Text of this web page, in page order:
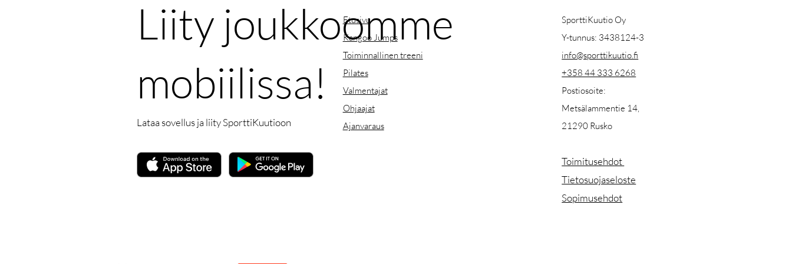
Liity joukkoomme
mobiilissa!
Lataa sovellus ja liity SporttiKuutioon
Etusivu
Kangoo Jumps
Toiminnallinen treeni
Pilates
Valmentajat
Ohjaajat
Ajanvaraus
SporttiKuutio Oy
Y-tunnus: 3438124-3
info@sporttikuutio.fi
+358 44 333 6268
Postiosoite:
Metsälammentie 14,
21290 Rusko
Toimitusehdot
Tietosuojaseloste
Sopimusehdot